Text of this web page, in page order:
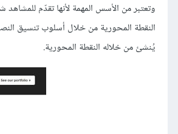
وتعتبر من الأسس المهمة لأنها تقدّم
النقطة المحورية من خلال أسلوب تنسيق
يُنشئ من خلاله النقطة المحورية.